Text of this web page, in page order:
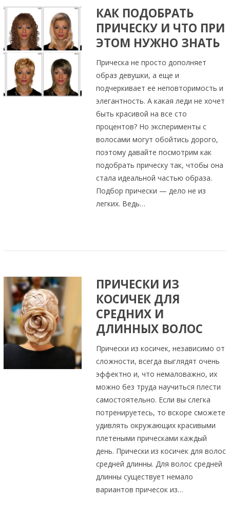
КАК ПОДОБРАТЬ
ПРИЧЕСКУ И ЧТО ПРИ
ЭТОМ НУЖНО ЗНАТЬ
Прическа не просто дополняет
образ девушки, а еще и
подчеркивает ее неповторимость и
элегантность. А какая леди не хочет
быть красивой на все сто
процентов? Но эксперименты с
волосами могут обойтись дорого,
поэтому давайте посмотрим как
подобрать прическу так, чтобы она
стала идеальной частью образа.
Подбор прически — дело не из
легких. Ведь…
ПРИЧЕСКИ ИЗ
КОСИЧЕК ДЛЯ
СРЕДНИХ И
ДЛИННЫХ ВОЛОС
Прически из косичек, независимо от
сложности, всегда выглядят очень
эффектно и, что немаловажно, их
можно без труда научиться плести
самостоятельно. Если вы слегка
потренируетесь, то вскоре сможете
удивлять окружающих красивыми
плетеными прическами каждый
день. Прически из косичек для волос
средней длинны. Для волос средней
длинны существует немало
вариантов причесок из…